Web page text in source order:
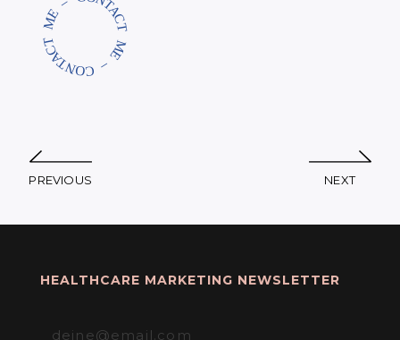
PREVIOUS NEXT
HEALTHCARE MARKETING NEWSLETTER